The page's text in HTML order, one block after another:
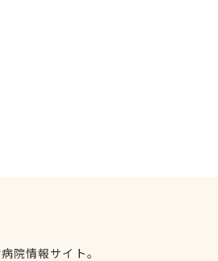
院情報サイト。